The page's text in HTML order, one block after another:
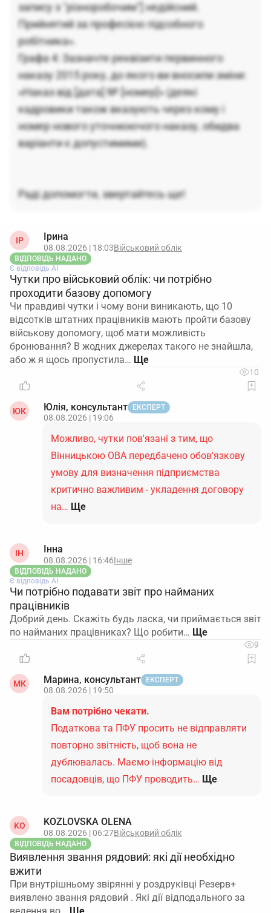
запису з "різноробочим"] недійсний.
Прийнятий за професією підсобного
робітника».
Графа 4: Зазначте реквізити первинного
наказу 2015 року, до якого ви вносили зміни:
«Наказ від [дата] № [номер]» (деякі
кадровики також вказують через кому і
номер нового уточнюючого наказу, обидва
варіанти є допустимими).
Раді допомогти, звертайтесь ще!
ІР Ірина
08.08.2026 | 18:03Військовий облік
ВІДПОВІДЬ НАДАНО
Є відповідь АІ
Чутки про військовий облік: чи потрібно
проходити базову допомогу
Чи правдиві чутки і чому вони виникають, що 10
відсотків штатних працівників мають пройти базову
військову допомогу, щоб мати можливість
бронювання? В жодних джерелах такого не знайшла,
або ж я щось пропустила…
10
ЮК Юлія, консультант ЕКСПЕРТ
08.08.2026 | 19:06
Можливо, чутки пов'язані з тим, що
Вінницькою ОВА передбачено обов'язкову
умову для визначення підприємства
критично важливим - укладення договору
на… Ще
ІН Інна
08.08.2026 | 16:46Інше
ВІДПОВІДЬ НАДАНО
Є відповідь АІ
Чи потрібно подавати звіт про найманих
працівників
Добрий день. Скажіть будь ласка, чи приймається звіт
по найманих працівниках? Що робити…
9
МК Марина, консультант ЕКСПЕРТ
08.08.2026 | 19:50
Вам потрібно чекати.
Податкова та ПФУ просить не відправляти
повторно звітність, щоб вона не
дублювалась. Маємо інформацію від
посадовців, що ПФУ проводить… Ще
KO KOZLOVSKA OLENA
08.08.2026 | 06:27Військовий облік
ВІДПОВІДЬ НАДАНО
Виявлення звання рядовий: які дії необхідно
вжити
При внутрішньому звірянні у роздруківці Резерв+
виявлено звання рядовий . Які дії відподального за